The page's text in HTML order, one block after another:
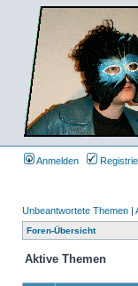
Anmelden
Unbeantwortete Themen |
Foren-Übersicht
Aktive Themen